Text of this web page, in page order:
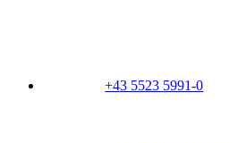
+43 5523 5991-0